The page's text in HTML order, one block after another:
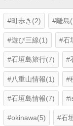
町歩き(2) 離島
遊び三線(1) 石
石垣島旅行(7)
八重山情報(1)
石垣島情報(7)
okinawa(5) 石